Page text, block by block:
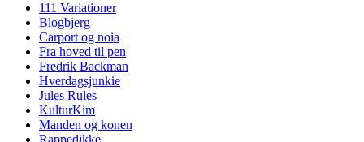
111 Variationer
Blogbjerg
Carport og noia
Fra hoved til pen
Fredrik Backman
Hverdagsjunkie
Jules Rules
KulturKim
Manden og konen